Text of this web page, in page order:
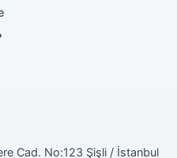
Cad. No:123 Şişli / İstanbul